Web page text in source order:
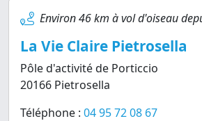
Environ 46 km à vol d'oiseau
La Vie Claire Pietrosella
Pôle d'activité de Porticcio
20166 Pietrosella
Téléphone : 04 95 72 08 67